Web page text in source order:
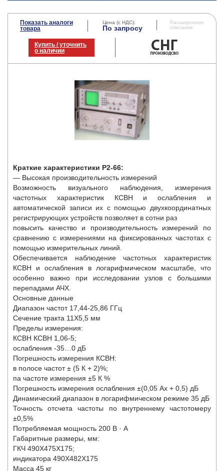
Показать аналоги
товара
Цена (с НДС):
По запросу
Расширенное
описание
Купить / уточнить
о наличии
Краткие характеристики Р2-66:
— Высокая производительность измерений
Возможность визуального наблюдения, измерения
частотных характеристик КСВН и ослабления и
автоматической записи их с помощью двухкоординатных
регистрирующих устройств позволяет в сотни раз
повысить качество и производительность измерений по
сравнению с измерениями на фиксированных частотах с
помощью измерительных линий.
Обеспечивается наблюдение частотных характеристик
КСВН и ослабления в логарифмическом масштабе, что
особенно важно при исследовании узлов с большими
перепадами АЧХ.
Основные данные
Диапазон частот 17,44-25,86 ГГц
Сечение тракта 11Х5,5 мм
Пределы измерения:
КСВН КСВН 1,06-5;
ослабления -35…0 дБ
Погрешность измерения КСВН:
в полосе частот ± (5 К + 2)%;
па частоте измерения ±5 К %
Погрешность измерения ослабления ±(0,05 Ах + 0,5) дБ
Динамический диапазон в логарифмическом режиме 35 дБ
Точность отсчета частоты по внутреннему частотомеру
±0,5%
Потребляемая мощность 200 В · А
Габаритные размеры, мм:
ГКЧ 490X475X175;
индикатора 490X482X175
Масса 45 кг